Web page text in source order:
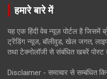
हमारे बारे में
यह एक हिंदी वेब न्यूज़ पोर्टल है जिसमें
ट्रेंडिंग न्यूज, बॉलीवुड, खेल जगत,
तथा टेक्नोलॉजी से संबंधित खबरें पोस्ट
Disclaimer - समाचार से सम्बंधित